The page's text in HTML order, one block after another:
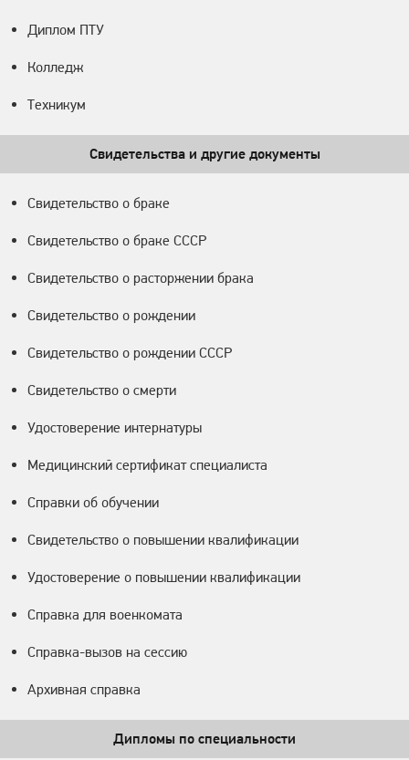
Диплом ПТУ
Колледж
Техникум
Свидетельства и другие документы
Свидетельство о браке
Свидетельство о браке СССР
Свидетельство о расторжении брака
Свидетельство о рождении
Свидетельство о рождении СССР
Свидетельство о смерти
Удостоверение интернатуры
Медицинский сертификат специалиста
Справки об обучении
Свидетельство о повышении квалификации
Удостоверение о повышении квалификации
Справка для военкомата
Справка-вызов на сессию
Архивная справка
Дипломы по специальности